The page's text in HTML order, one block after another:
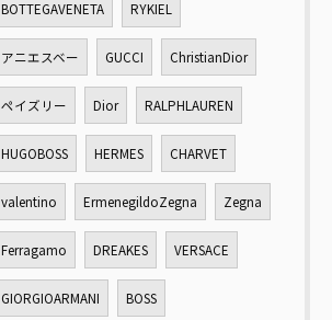
BOTTEGAVENETA RYKIEL
アニエスベー GUCCI ChristianDior
ペイズリー Dior RALPHLAUREN
HUGOBOSS HERMES CHARVET
valentino ErmenegildoZegna Zegna
Ferragamo DREAKES VERSACE
GIORGIOARMANI BOSS